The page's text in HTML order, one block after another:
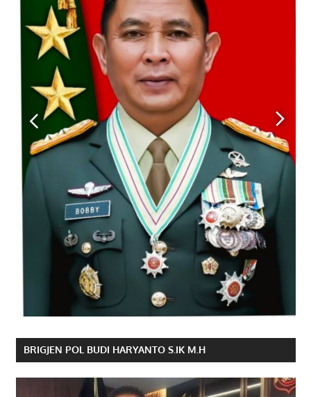
BRIGJEN POL BUDI HARYANTO S.IK M.H